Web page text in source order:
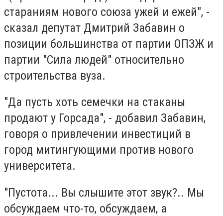
стараниям нового союза ужей и ежей", -
сказал депутат Дмитрий Забавин о
позиции большинства от партии ОПЗЖ и
партии "Сила людей" относительно
строительства вуза.
"Да пусть хоть семечки на стаканы
продают у Горсада", - добавил Забавин,
говоря о привлечении инвестиций в
город митингующими против нового
университета.
"Пустота... Вы слышите этот звук?.. Мы
обсуждаем что-то, обсуждаем, а